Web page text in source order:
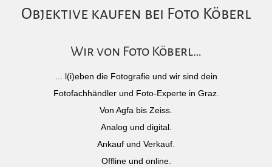
Objektive kaufen bei Foto Köberl
Wir von Foto Köberl…
... l(i)eben die Fotografie und wir sind dein
Fotofachhändler und Foto-Experte in Graz.
Von Agfa bis Zeiss.
Analog und digital.
Ankauf und Verkauf.
Offline und online.